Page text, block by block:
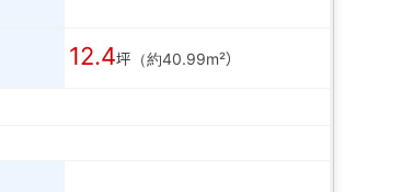
12.4坪（約40.99m²）